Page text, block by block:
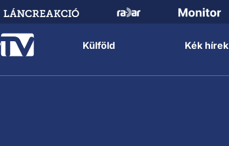
Külföld Kék hírek